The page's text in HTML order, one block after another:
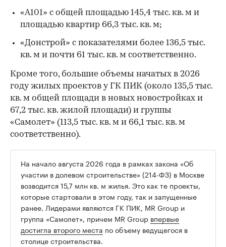
«А101» с общей площадью 145,4 тыс. кв. м и
площадью квартир 66,3 тыс. кв. м;
«Донстрой» с показателями более 136,5 тыс.
кв. м и почти 61 тыс. кв. м соответственно.
Кроме того, большие объемы начатых в 2026
году жилых проектов у ГК ПИК (около 135,5 тыс.
кв. м общей площади в новых новостройках и
67,2 тыс. кв. жилой площади) и группы
«Самолет» (113,5 тыс. кв. м и 66,1 тыс. кв. м
соответственно).
На начало августа 2026 года в рамках закона «Об
участии в долевом строительстве» (214-ФЗ) в Москве
возводится 15,7 млн кв. м жилья. Это как те проекты,
которые стартовали в этом году, так и запущенные
ранее. Лидерами являются ГК ПИК, MR Group и
группа «Самолет», причем MR Group впервые
достигла второго места по объему ведущегося в
столице строительства.